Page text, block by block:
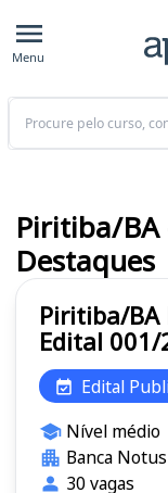
Menu
Buscar
Piritiba/
Edital 001/
Edital
Nível médio
Banca
30 vagas
Piritiba/
Destaques